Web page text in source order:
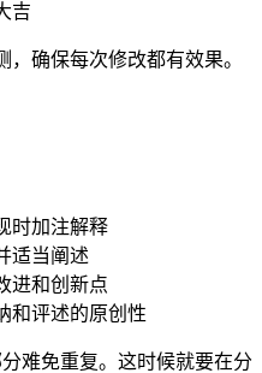
吉
确保每次修改都有效果。
时加注解释
适当阐述
进和创新点
和评述的原创性
难免重复。这时候就要在分